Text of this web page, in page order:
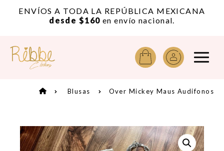
ENVÍOS A TODA LA REPÚBLICA MEXICANA
desde $160 en envío nacional.
Blusas Over Mickey Maus Audifonos